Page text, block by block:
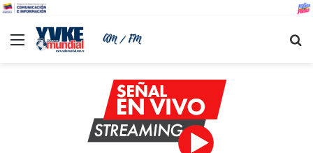
Menu